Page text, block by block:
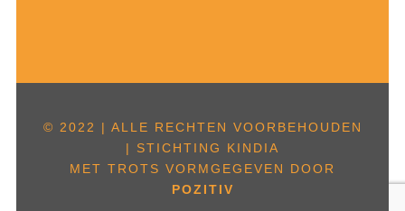
© 2022 | ALLE RECHTEN VOORBEHOUDEN
| STICHTING KINDIA
MET TROTS VORMGEGEVEN DOOR
POZITIV